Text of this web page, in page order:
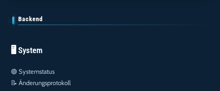
Backend
🖥️ System
🟢Systemstatus
📝Änderungsprotokoll